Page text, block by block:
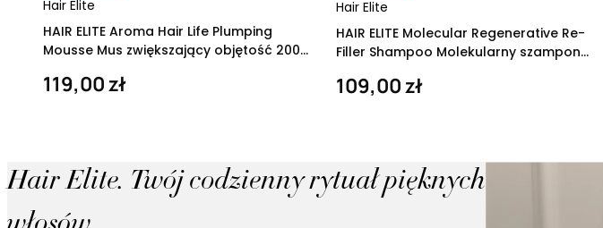
Hair Elite
HAIR ELITE Aroma Hair Life Plumping
Mousse Mus zwiększający objętość 200
119,00 zł
Hair Elite
HAIR ELITE Molecular Regenerative Re-
Filler Shampoo Molekularny szampon
109,00 zł
Hair Elite. Twój codzienny rytuał pięknych